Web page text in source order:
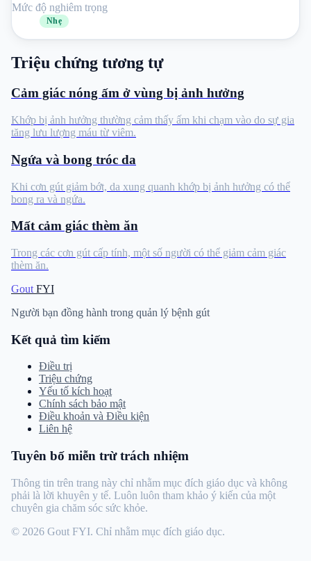
Mức độ nghiêm trọng
Nhẹ
Triệu chứng tương tự
Cảm giác nóng ấm ở vùng bị ảnh hưởng
Khớp bị ảnh hưởng thường cảm thấy ấm khi chạm vào do sự gia
tăng lưu lượng máu từ viêm.
Ngứa và bong tróc da
Khi cơn gút giảm bớt, da xung quanh khớp bị ảnh hưởng có thể
bong ra và ngứa.
Mất cảm giác thèm ăn
Trong các cơn gút cấp tính, một số người có thể giảm cảm giác
thèm ăn.
Gout FYI
Người bạn đồng hành trong quản lý bệnh gút
Kết quả tìm kiếm
Điều trị
Triệu chứng
Yếu tố kích hoạt
Chính sách bảo mật
Điều khoản và Điều kiện
Liên hệ
Tuyên bố miễn trừ trách nhiệm
Thông tin trên trang này chỉ nhằm mục đích giáo dục và không
phải là lời khuyên y tế. Luôn luôn tham khảo ý kiến ​​​​của một
chuyên gia chăm sóc sức khỏe.
© 2026 Gout FYI. Chỉ nhằm mục đích giáo dục.